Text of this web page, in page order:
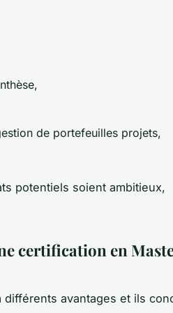
de portefeuilles projets,
potentiels soient ambitieux,
certification en
avantages et ils